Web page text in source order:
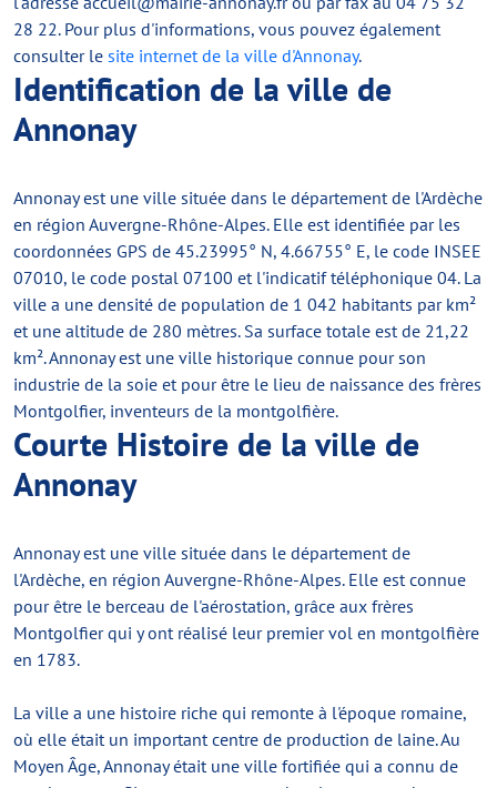
28 22. Pour plus d'informations, vous pouvez également
consulter le site internet de la ville d'Annonay.
Identification de la ville de
Annonay
Annonay est une ville située dans le département de l'Ardèche
en région Auvergne-Rhône-Alpes. Elle est identifiée par les
coordonnées GPS de 45.23995° N, 4.66755° E, le code INSEE
07010, le code postal 07100 et l'indicatif téléphonique 04. La
ville a une densité de population de 1 042 habitants par km²
et une altitude de 280 mètres. Sa surface totale est de 21,22
km². Annonay est une ville historique connue pour son
industrie de la soie et pour être le lieu de naissance des frères
Montgolfier, inventeurs de la montgolfière.
Courte Histoire de la ville de
Annonay
Annonay est une ville située dans le département de
l'Ardèche, en région Auvergne-Rhône-Alpes. Elle est connue
pour être le berceau de l'aérostation, grâce aux frères
Montgolfier qui y ont réalisé leur premier vol en montgolfière
en 1783.
La ville a une histoire riche qui remonte à l'époque romaine,
où elle était un important centre de production de laine. Au
Moyen Âge, Annonay était une ville fortifiée qui a connu de